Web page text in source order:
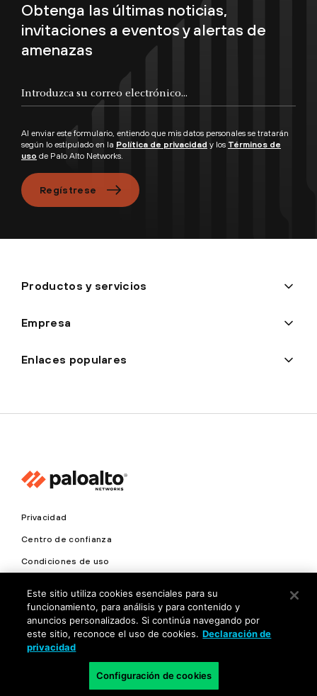
Obtenga las últimas noticias,
invitaciones a eventos y alertas de
amenazas
Al enviar este formulario, entiendo que mis datos personales se tratarán
según lo estipulado en la Política de privacidad y los Términos de
uso de Palo Alto Networks.
Regístrese
Productos y servicios
Empresa
Enlaces populares
Privacidad
Centro de confianza
Condiciones de uso
Copyright © 2026 Palo Alto Networks. Todos los derechos
reservados
Este sitio utiliza cookies esenciales para su
funcionamiento, para análisis y para contenido y
anuncios personalizados. Si continúa navegando por
este sitio, reconoce el uso de cookies. Declaración de
privacidad
Configuración de cookies